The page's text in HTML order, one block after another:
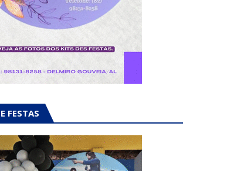
FESTAS